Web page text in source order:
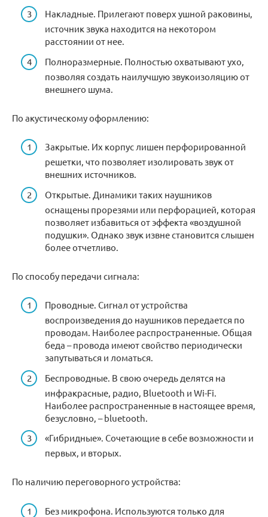
Накладные. Прилегают поверх ушной раковины,
источник звука находится на некотором
расстоянии от нее.
Полноразмерные. Полностью охватывают ухо,
позволяя создать наилучшую звукоизоляцию от
внешнего шума.
По акустическому оформлению:
Закрытые. Их корпус лишен перфорированной
решетки, что позволяет изолировать звук от
внешних источников.
Открытые. Динамики таких наушников
оснащены прорезями или перфорацией, которая
позволяет избавиться от эффекта «воздушной
подушки». Однако звук извне становится слышен
более отчетливо.
По способу передачи сигнала:
Проводные. Сигнал от устройства
воспроизведения до наушников передается по
проводам. Наиболее распространенные. Общая
беда – провода имеют свойство периодически
запутываться и ломаться.
Беспроводные. В свою очередь делятся на
инфракрасные, радио, Bluetooth и Wi-Fi.
Наиболее распространенные в настоящее время,
безусловно, – bluetooth.
«Гибридные». Сочетающие в себе возможности и
первых, и вторых.
По наличию переговорного устройства:
Без микрофона. Используются только для